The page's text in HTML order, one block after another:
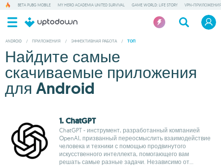
BETA PUBG MOBILE MY HERO ACADEMIA UNITED SURVIVAL GAME WORLD: LIFE STORY VPN-
ANDROID / ПРИЛОЖЕНИЯ / ЭФФЕКТИВНАЯ РАБОТА / ТОП
Найдите самые
скачиваемые приложения
для Android
1. ChatGPT
ChatGPT - инструмент, разработанный компанией
OpenAI, призванный переосмыслить взаимодействие
человека и техники с помощью продвинутого
искусственного интеллекта, помогающего вам
решать самые разные задачи. Независимо от...